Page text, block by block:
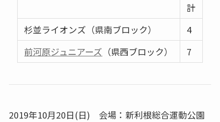
計
杉並ライオンズ（県南ブロック）
4
前河原ジュニアーズ （県西ブロック） 7
2019年10月20日(日) 会場：新利根総合運動公園